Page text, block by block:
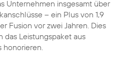
Unternehmen insgesamt über
– ein Plus von 1,9
Fusion vor zwei Jahren. Dies
das Leistungspaket aus
honorieren.